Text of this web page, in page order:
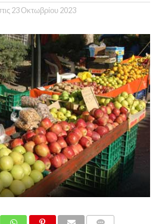
23 Οκτωβρίου 2023